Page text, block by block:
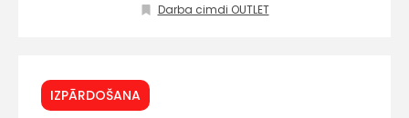
Darba cimdi OUTLET
IZPĀRDOŠANA